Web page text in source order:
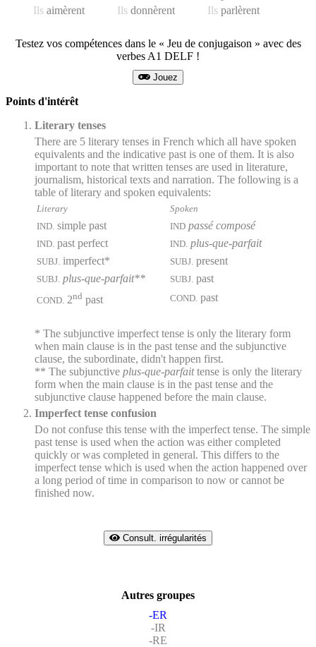
Ils aimèrent
Ils donnèrent
Ils parlèrent
Testez vos compétences dans le « Jeu de conjugaison » avec des
verbes A1 DELF !
Jouez
Points d'intérêt
Literary tenses
There are 5 literary tenses in French which all have spoken
equivalents and the indicative past is one of them. It is also
important to note that written tenses are used in literature,
journalism, historical texts and narration. The following is a
table of literary and spoken equivalents:
Literary
Spoken
IND. simple past IND passé composé
IND. past perfect IND. plus-que-parfait
SUBJ. imperfect* SUBJ. present
SUBJ. plus-que-parfait** SUBJ. past
COND. 2nd past COND. past
* The subjunctive imperfect tense is only the literary form
when main clause is in the past tense and the subjunctive
clause, the subordinate, didn't happen first.
** The subjunctive plus-que-parfaittense is only the literary
form when the main clause is in the past tense and the
subjunctive clause happened before the main clause.
Imperfect tense confusion
Do not confuse this tense with the imperfect tense. The simple
past tense is used when the action was either completed
quickly or was completed in general. This differs to the
imperfect tense which is used when the action happened over
a long period of time in comparison to now or cannot be
finished now.
Consult. irrégularités
Autres groupes
-ER
-IR
-RE